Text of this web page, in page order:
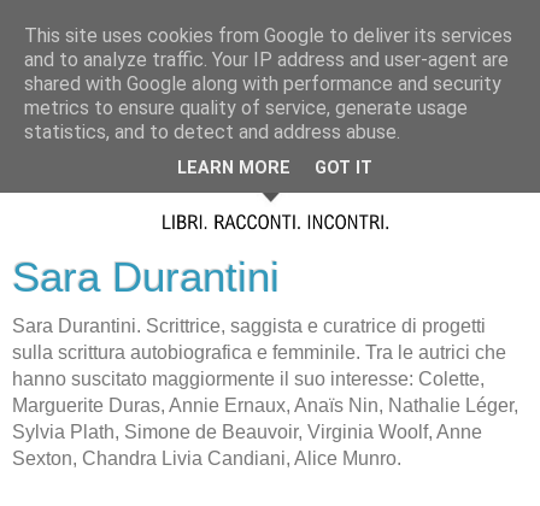
Sara Durantini
Sara Durantini. Scrittrice, saggista e curatrice di progetti
sulla scrittura autobiografica e femminile. Tra le autrici che
hanno suscitato maggiormente il suo interesse: Colette,
Marguerite Duras, Annie Ernaux, Anaïs Nin, Nathalie Léger,
Sylvia Plath, Simone de Beauvoir, Virginia Woolf, Anne
Sexton, Chandra Livia Candiani, Alice Munro.
This site uses cookies from Google to deliver its services
and to analyze traffic. Your IP address and user-agent are
shared with Google along with performance and security
metrics to ensure quality of service, generate usage
statistics, and to detect and address abuse.
LEARN MORE GOT IT